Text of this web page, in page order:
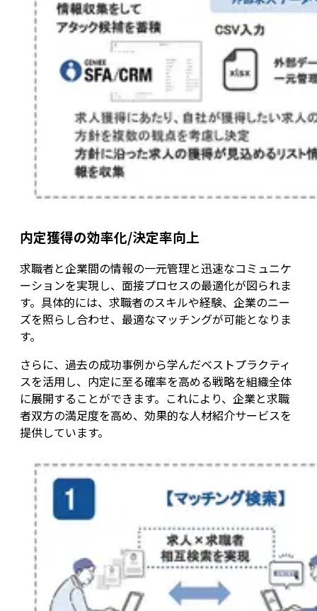
内定獲得の効率化/決定率向上
求職者と企業間の情報の一元管理と迅速なコミュニケ
ーションを実現し、面接プロセスの最適化が図られま
す。具体的には、求職者のスキルや経験、企業のニー
ズを照らし合わせ、最適なマッチングが可能となりま
す。
さらに、過去の成功事例から学んだベストプラクティ
スを活用し、内定に至る確率を高める戦略を組織全体
に展開することができます。これにより、企業と求職
者双方の満足度を高め、効果的な人材紹介サービスを
提供しています。